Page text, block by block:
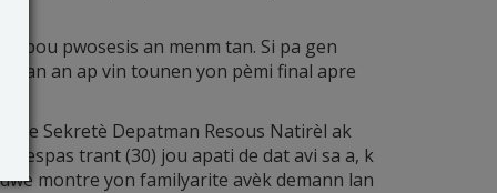
pou pwosesis an menm tan. Si pa gen
an ap vin tounen yon pèmi final apre
ke Sekretè Depatman Resous Natirèl ak
espas trant (30) jou apati de dat avi sa a, k
montre yon familyarite avèk demann lan